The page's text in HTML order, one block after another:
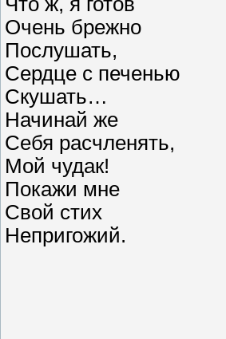
Очень брежно
Послушать,
Сердце с печенью
Скушать…
Начинай же
Себя расчленять,
Мой чудак!
Покажи мне
Свой стих
Непригожий.